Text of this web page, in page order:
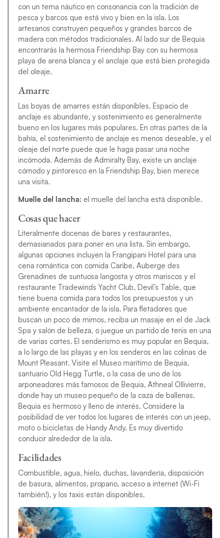
con un tema náutico en consonancia con la tradición de
pesca y barcos que está vivo y bien en la isla. Los
artesanos construyen pequeños y grandes barcos de
madera con métodos tradicionales. Al lado sur de Bequia
encontrarás la hermosa Friendship Bay con su hermosa
playa de arena blanca y el anclaje que está bien protegida
del oleaje.
Amarre
Las boyas de amarres están disponibles. Espacio de
anclaje es abundante, y sostenimiento es generalmente
bueno en los lugares más populares. En otras partes de la
bahía, el sostenimiento de anclaje es menos deseable, y el
oleaje del norte puede que le haga pasar una noche
incómoda. Además de Admiralty Bay, existe un anclaje
cómodo y pintoresco en la Friendship Bay, bien merece
una visita.
Muelle del lancha: el muelle del lancha está disponible.
Cosas que hacer
Literalmente docenas de bares y restaurantes,
demasianados para poner en una lista. Sin embargo,
algunas opciones incluyen la Frangipani Hotel para una
cena romántica con comida Caribe, Auberge des
Grenadines de suntuosa langosta y otros mariscos y el
restaurante Tradewinds Yacht Club, Devil’s Table, que
tiene buena comida para todos los presupuestos y un
ambiente encantador de la isla. Para fletadores que
buscan un poco de mimos, reciba un masaje en el de Jack
Spa y salón de belleza, o juegue un partido de tenis en una
de varias cortes. El senderismo es muy popular en Bequia,
a lo largo de las playas y en los senderos en las colinas de
Mount Pleasant. Visite el Museo marítimo de Bequia,
santuario Old Hegg Turtle, o la casa de uno de los
arponeadores más famosos de Bequia, Athneal Ollivierre,
donde hay un museo pequeño de la caza de ballenas.
Bequia es hermoso y lleno de interés. Considere la
posibilidad de ver todos los lugares de interés con un jeep,
moto o bicicletas de Handy Andy. Es muy divertido
conducir alrededor de la isla.
Facilidades
Combustible, agua, hielo, duchas, lavandería, disposición
de basura, alimentos, propano, acceso a internet (Wi-Fi
también!), y los taxis están disponibles.